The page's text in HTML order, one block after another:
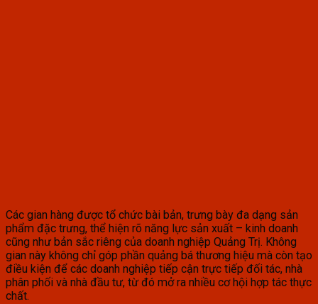
Các gian hàng được tổ chức bài bản, trưng bày đa dạng sản
phẩm đặc trưng, thể hiện rõ năng lực sản xuất – kinh doanh
cũng như bản sắc riêng của doanh nghiệp Quảng Trị. Không
gian này không chỉ góp phần quảng bá thương hiệu mà còn tạo
điều kiện để các doanh nghiệp tiếp cận trực tiếp đối tác, nhà
phân phối và nhà đầu tư, từ đó mở ra nhiều cơ hội hợp tác thực
chất.